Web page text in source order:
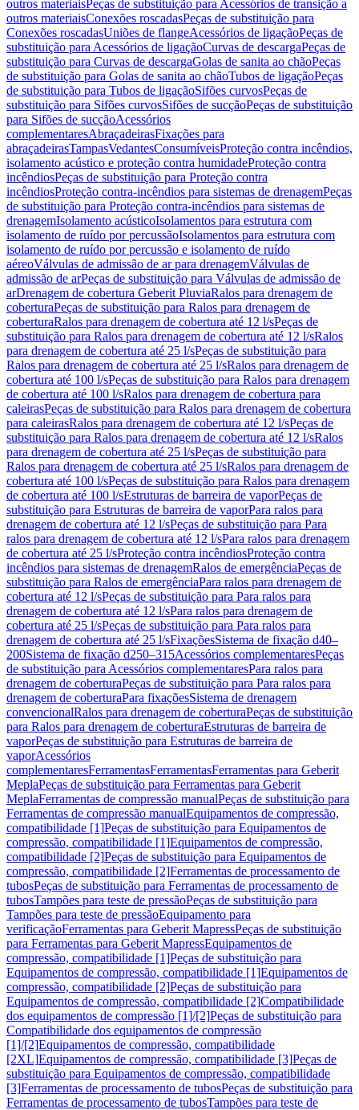
outros materiaisPeças de substituição para Acessórios de transição a
outros materiaisConexões roscadasPeças de substituição para
Conexões roscadasUniões de flangeAcessórios de ligaçãoPeças de
substituição para Acessórios de ligaçãoCurvas de descargaPeças de
substituição para Curvas de descargaGolas de sanita ao chãoPeças
de substituição para Golas de sanita ao chãoTubos de ligaçãoPeças
de substituição para Tubos de ligaçãoSifões curvosPeças de
substituição para Sifões curvosSifões de sucçãoPeças de substituição
para Sifões de sucçãoAcessórios
complementaresAbraçadeirasFixações para
abraçadeirasTampasVedantesConsumíveisProteção contra incêndios,
isolamento acústico e proteção contra humidadeProteção contra
incêndiosPeças de substituição para Proteção contra
incêndiosProteção contra-incêndios para sistemas de drenagemPeças
de substituição para Proteção contra-incêndios para sistemas de
drenagemIsolamento acústicoIsolamentos para estrutura com
isolamento de ruído por percussãoIsolamentos para estrutura com
isolamento de ruído por percussão e isolamento de ruído
aéreoVálvulas de admissão de ar para drenagemVálvulas de
admissão de arPeças de substituição para Válvulas de admissão de
arDrenagem de cobertura Geberit PluviaRalos para drenagem de
coberturaPeças de substituição para Ralos para drenagem de
coberturaRalos para drenagem de cobertura até 12 l/sPeças de
substituição para Ralos para drenagem de cobertura até 12 l/sRalos
para drenagem de cobertura até 25 l/sPeças de substituição para
Ralos para drenagem de cobertura até 25 l/sRalos para drenagem de
cobertura até 100 l/sPeças de substituição para Ralos para drenagem
de cobertura até 100 l/sRalos para drenagem de cobertura para
caleirasPeças de substituição para Ralos para drenagem de cobertura
para caleirasRalos para drenagem de cobertura até 12 l/sPeças de
substituição para Ralos para drenagem de cobertura até 12 l/sRalos
para drenagem de cobertura até 25 l/sPeças de substituição para
Ralos para drenagem de cobertura até 25 l/sRalos para drenagem de
cobertura até 100 l/sPeças de substituição para Ralos para drenagem
de cobertura até 100 l/sEstruturas de barreira de vaporPeças de
substituição para Estruturas de barreira de vaporPara ralos para
drenagem de cobertura até 12 l/sPeças de substituição para Para
ralos para drenagem de cobertura até 12 l/sPara ralos para drenagem
de cobertura até 25 l/sProteção contra incêndiosProteção contra
incêndios para sistemas de drenagemRalos de emergênciaPeças de
substituição para Ralos de emergênciaPara ralos para drenagem de
cobertura até 12 l/sPeças de substituição para Para ralos para
drenagem de cobertura até 12 l/sPara ralos para drenagem de
cobertura até 25 l/sPeças de substituição para Para ralos para
drenagem de cobertura até 25 l/sFixaçõesSistema de fixação d40–
200Sistema de fixação d250–315Acessórios complementaresPeças
de substituição para Acessórios complementaresPara ralos para
drenagem de coberturaPeças de substituição para Para ralos para
drenagem de coberturaPara fixaçõesSistema de drenagem
convencionalRalos para drenagem de coberturaPeças de substituição
para Ralos para drenagem de coberturaEstruturas de barreira de
vaporPeças de substituição para Estruturas de barreira de
vaporAcessórios
complementaresFerramentasFerramentasFerramentas para Geberit
MeplaPeças de substituição para Ferramentas para Geberit
MeplaFerramentas de compressão manualPeças de substituição para
Ferramentas de compressão manualEquipamentos de compressão,
compatibilidade [1]Peças de substituição para Equipamentos de
compressão, compatibilidade [1]Equipamentos de compressão,
compatibilidade [2]Peças de substituição para Equipamentos de
compressão, compatibilidade [2]Ferramentas de processamento de
tubosPeças de substituição para Ferramentas de processamento de
tubosTampões para teste de pressãoPeças de substituição para
Tampões para teste de pressãoEquipamento para
verificaçãoFerramentas para Geberit MapressPeças de substituição
para Ferramentas para Geberit MapressEquipamentos de
compressão, compatibilidade [1]Peças de substituição para
Equipamentos de compressão, compatibilidade [1]Equipamentos de
compressão, compatibilidade [2]Peças de substituição para
Equipamentos de compressão, compatibilidade [2]Compatibilidade
dos equipamentos de compressão [1]/[2]Peças de substituição para
Compatibilidade dos equipamentos de compressão
[1]/[2]Equipamentos de compressão, compatibilidade
[2XL]Equipamentos de compressão, compatibilidade [3]Peças de
substituição para Equipamentos de compressão, compatibilidade
[3]Ferramentas de processamento de tubosPeças de substituição para
Ferramentas de processamento de tubosTampões para teste de